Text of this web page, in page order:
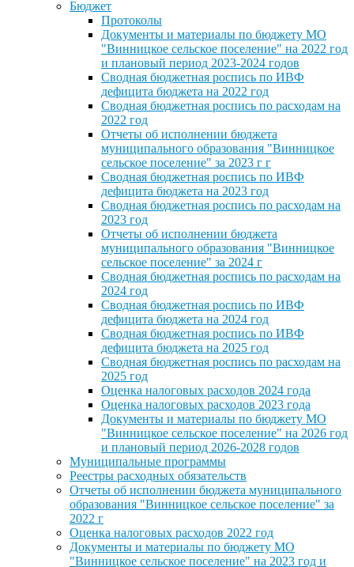
Бюджет
Протоколы
Документы и материалы по бюджету МО
"Винницкое сельское поселение" на 2022 год
и плановый период 2023-2024 годов
Сводная бюджетная роспись по ИВФ
дефицита бюджета на 2022 год
Сводная бюджетная роспись по расходам на
2022 год
Отчеты об исполнении бюджета
муниципального образования "Винницкое
сельское поселение" за 2023 г г
Сводная бюджетная роспись по ИВФ
дефицита бюджета на 2023 год
Сводная бюджетная роспись по расходам на
2023 год
Отчеты об исполнении бюджета
муниципального образования "Винницкое
сельское поселение" за 2024 г
Сводная бюджетная роспись по расходам на
2024 год
Сводная бюджетная роспись по ИВФ
дефицита бюджета на 2024 год
Сводная бюджетная роспись по ИВФ
дефицита бюджета на 2025 год
Сводная бюджетная роспись по расходам на
2025 год
Оценка налоговых расходов 2024 года
Оценка налоговых расходов 2023 года
Документы и материалы по бюджету МО
"Винницкое сельское поселение" на 2026 год
и плановый период 2026-2028 годов
Муниципальные программы
Реестры расходных обязательств
Отчеты об исполнении бюджета муниципального
образования "Винницкое сельское поселение" за
2022 г
Оценка налоговых расходов 2022 год
Документы и материалы по бюджету МО
"Винницкое сельское поселение" на 2023 год и